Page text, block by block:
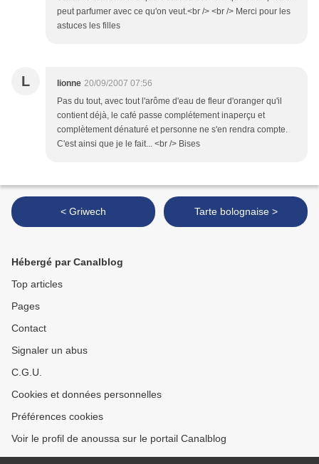
peut parfumer avec ce qu'on veut.<br /> <br /> Merci pour les
astuces les filles
L lionne 20/09/2007 07:56
Pas du tout, avec tout l'arôme d'eau de fleur d'oranger qu'il
contient déjà, le café passe complétement inaperçu et
complètement dénaturé et personne ne s'en rendra compte.
C'est ainsi que je le fait... <br /> Bises
< Griwech Tarte bolognaise >
Hébergé par Canalblog
Top articles
Pages
Contact
Signaler un abus
C.G.U.
Cookies et données personnelles
Préférences cookies
Voir le profil de anoussa sur le portail Canalblog